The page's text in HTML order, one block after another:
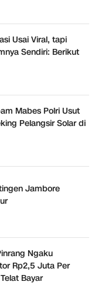
Usai Viral, tapi
Sendiri: Berikut
Mabes Polri Usut
Pelangsir Solar di
Jambore
Ngaku
Rp2,5 Juta Per
Bayar